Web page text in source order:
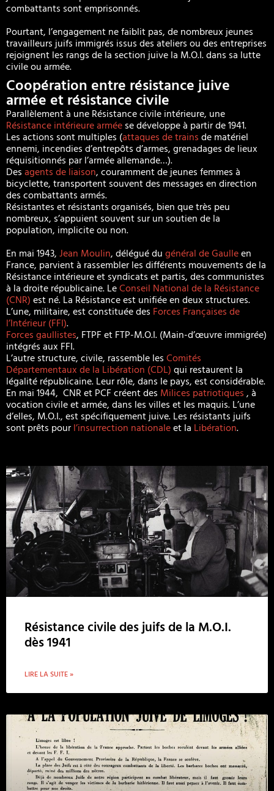
combattants sont emprisonnés.
Pourtant, l’engagement ne faiblit pas, de nombreux jeunes
travailleurs juifs immigrés issus des ateliers ou des entreprises
rejoignent les rangs de la section juive la M.O.I. dans sa lutte
civile ou armée.
Coopération entre résistance juive
armée et résistance civile
Parallèlement à une Résistance civile intérieure, une
Résistance intérieure arméese développe à partir de 1941.
Les actions sont multiples (attaques de trainsde matériel
ennemi, incendies d’entrepôts d’armes, grenadages de lieux
réquisitionnés par l’armée allemande…).
Desagents de liaison, couramment de jeunes femmes à
bicyclette, transportent souvent des messages en direction
des combattants armés.
Résistantes et résistants organisés, bien que très peu
nombreux, s’appuient souvent sur un soutien de la
population, implicite ou non.
En mai 1943,Jean Moulin, délégué dugénéral de Gaulleen
France, parvient à rassembler les différents mouvements de la
Résistance intérieure et syndicats et partis, des communistes
à la droite républicaine. LeConseil National de la Résistance
(CNR)est né. La Résistance est unifiée en deux structures.
L’une, militaire, est constituée des Forces Françaises de
l’Intérieur (FFI).
Forces gaullistes, FTPF et FTP-M.O.I. (Main-d’œuvre immigrée)
intégrés aux FFI.
L’autre structure, civile, rassemble lesComités
Départementaux de la Libération (CDL)qui restaurent la
légalité républicaine. Leur rôle, dans le pays, est considérable.
En mai 1944, CNR et PCF créent des Milices patriotiques, à
vocation civile et armée, dans les villes et les maquis. L’une
d’elles, M.O.I., est spécifiquement juive. Les résistants juifs
sont prêts pourl’insurrection nationaleet la Libération.
Résistance civile des juifs de la M.O.I.
dès 1941
LIRE LA SUITE »